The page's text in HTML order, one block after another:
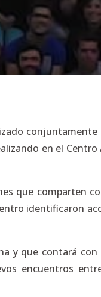
conjuntamente
en el Centro
que comparten
identificaron
y que contará
encuentros